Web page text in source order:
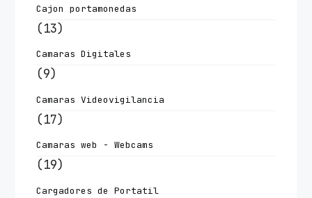
Cajon portamonedas
(13)
Camaras Digitales
(9)
Camaras Videovigilancia
(17)
Camaras web - Webcams
(19)
Cargadores de Portatil